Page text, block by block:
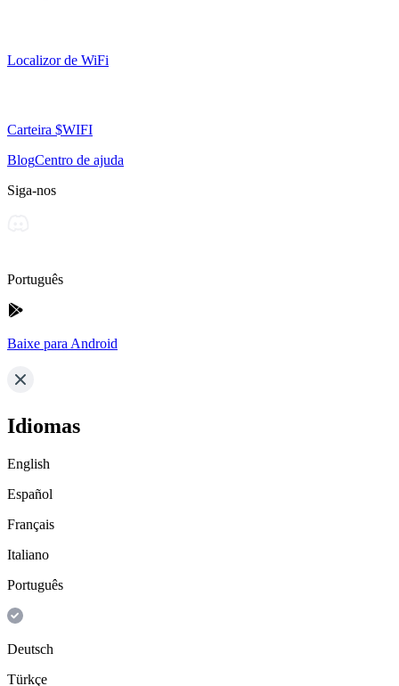
Localizor de WiFi
Carteira $WIFI
BlogCentro de ajuda
Siga-nos
Português
Baixe para Android
Idiomas
English
Español
Français
Italiano
Português
Deutsch
Türkçe